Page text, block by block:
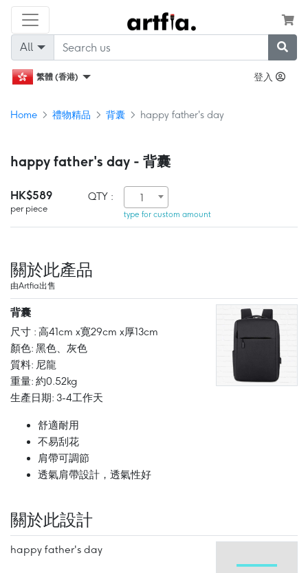
All
繁體 (香港) 登入
Home 禮物精品 背囊 happy father's day
happy father's day - 背囊
HK$589
per piece
QTY : 1
type for custom amount
關於此產品
由Artfia出售
背囊
尺寸 : 高41cm x寛29cm x厚13cm
顏色: 黑色、灰色
質料: 尼龍
重量: 約0.52kg
生產日期: 3-4工作天
舒適耐用
不易刮花
肩帶可調節
透氣肩帶設計，透氣性好
關於此設計
happy father's day